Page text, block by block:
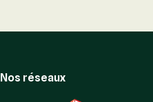
Nos réseaux